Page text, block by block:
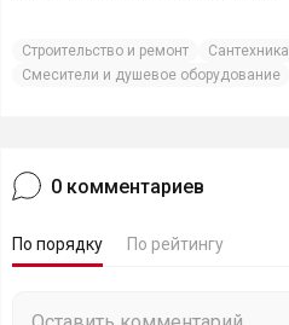
Строительство и ремонт
Сантехника
Смесители и душевое оборудование
0 комментариев
По порядку По рейтингу